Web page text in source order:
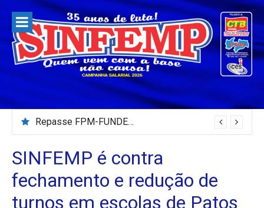
para
conteúdo
Repasse FPM-FUNDEB – Julho/2026
SINFEMP é contra
fechamento e redução de
turnos em escolas de Patos